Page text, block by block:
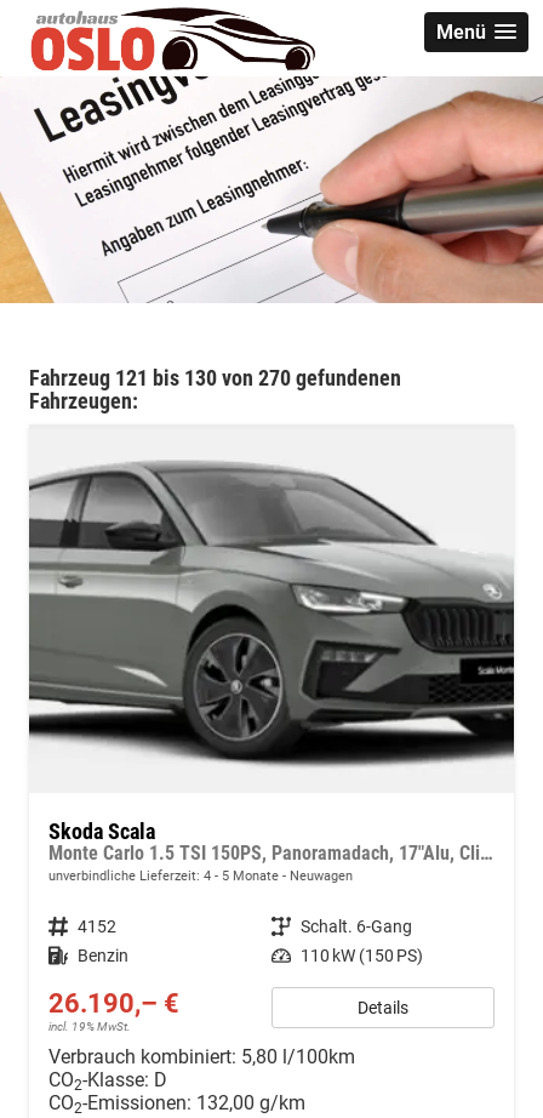
Menü
Fahrzeug 121 bis 130 von 270 gefundenen
Fahrzeugen:
Skoda Scala
Monte Carlo 1.5 TSI 150PS, Panoramadach, 17"Alu, Climatronic, MATRIX-LED, Kessy, Verlängerte Heckscheibe, SunSet, Parksensoren vorn/hinten, Rückfahrkamera, Tempomat, Winter-Paket, Sport-M-Lederlenkrad beheizt, Virtual Cockpit, Radio 8", SmartLink
unverbindliche Lieferzeit: 4 - 5 Monate Neuwagen
Fahrzeugnr. 4152 Getriebe Schalt. 6-Gang
Kraftstoff Benzin Leistung 110 kW (150 PS)
26.190,– €
incl. 19% MwSt.
Details
Verbrauch kombiniert: 5,80 l/100km
CO2-Klasse: D
CO2-Emissionen: 132,00 g/km